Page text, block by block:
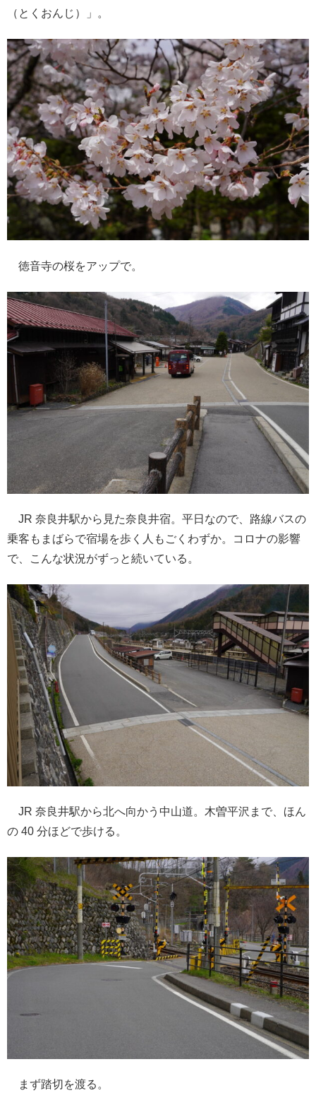
（とくおんじ）」。
徳音寺の桜をアップで。
JR 奈良井駅から見た奈良井宿。平日なので、路線バスの
乗客もまばらで宿場を歩く人もごくわずか。コロナの影響
で、こんな状況がずっと続いている。
JR 奈良井駅から北へ向かう中山道。木曽平沢まで、ほん
の 40 分ほどで歩ける。
まず踏切を渡る。